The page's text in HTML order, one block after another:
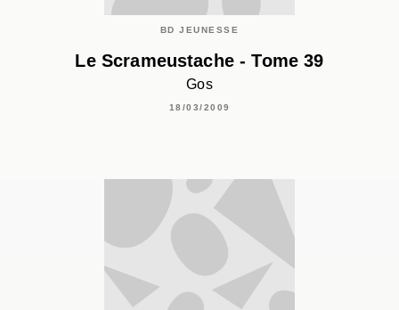
BD JEUNESSE
Le Scrameustache - Tome 39
Gos
18/03/2009